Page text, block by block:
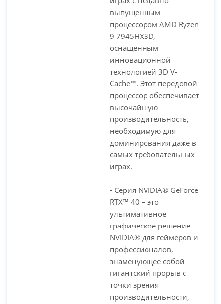
выпущенным
процессором AMD Ryzen
9 7945HX3D,
оснащенным
инновационной
технологией 3D V-
Cache™. Этот передовой
процессор обеспечивает
высочайшую
производительность,
необходимую для
доминирования даже в
самых требовательных
играх.
- Серия NVIDIA® GeForce
RTX™ 40 – это
ультимативное
графическое решение
NVIDIA® для геймеров и
профессионалов,
знаменующее собой
гигантский прорыв с
точки зрения
производительности,